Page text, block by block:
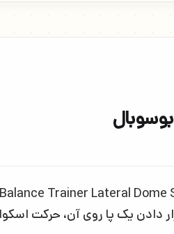
دادن یک پا روی آن، حرکت